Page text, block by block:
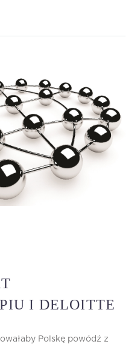
I DELOITTE
Polskę powódź z